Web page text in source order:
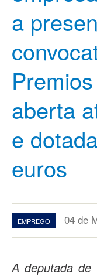
a
aberta
e
euros
EMPREGO 04 de
A deputada de